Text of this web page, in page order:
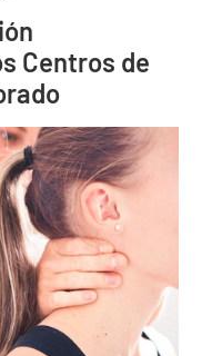
Centros de